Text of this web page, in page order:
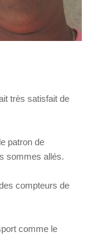
très satisfait de
patron de
sommes allés.
compteurs de
comme le